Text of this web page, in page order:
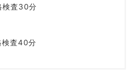
検査30分
査40分